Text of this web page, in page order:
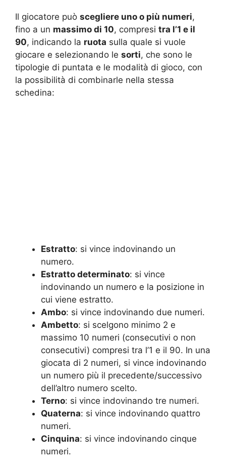
Il giocatore può scegliere uno o più numeri,
fino a un massimo di 10, compresi tra l’1 e il
90, indicando la ruota sulla quale si vuole
giocare e selezionando le sorti, che sono le
tipologie di puntata e le modalità di gioco, con
la possibilità di combinarle nella stessa
schedina:
Estratto: si vince indovinando un
numero.
Estratto determinato: si vince
indovinando un numero e la posizione in
cui viene estratto.
Ambo: si vince indovinando due numeri.
Ambetto: si scelgono minimo 2 e
massimo 10 numeri (consecutivi o non
consecutivi) compresi tra l’1 e il 90. In una
giocata di 2 numeri, si vince indovinando
un numero più il precedente/successivo
dell’altro numero scelto.
Terno: si vince indovinando tre numeri.
Quaterna: si vince indovinando quattro
numeri.
Cinquina: si vince indovinando cinque
numeri.